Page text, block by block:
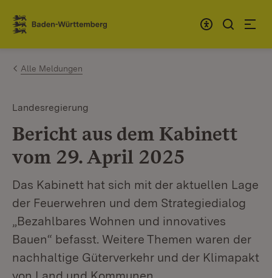
Zum Inhalt springen
Link zur Startseite
Alle Meldungen
Landesregierung
Bericht aus dem Kabinett
vom 29. April 2025
Das Kabinett hat sich mit der aktuellen Lage
der Feuerwehren und dem Strategiedialog
„Bezahlbares Wohnen und innovatives
Bauen“ befasst. Weitere Themen waren der
nachhaltige Güterverkehr und der Klimapakt